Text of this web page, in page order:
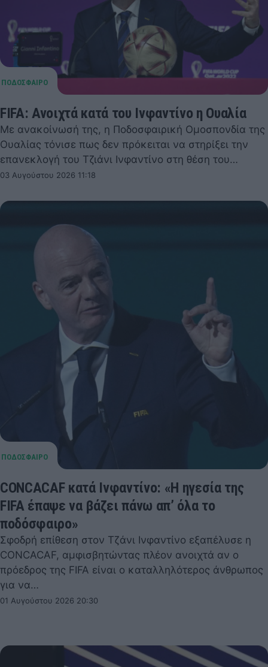
FIFA: Ανοιχτά κατά του Ινφαντίνο η Ουαλία
Με ανακοίνωσή της, η Ποδοσφαιρική Ομοσπονδία της
Ουαλίας τόνισε πως δεν πρόκειται να στηρίξει την
επανεκλογή του Τζιάνι Ινφαντίνο στη θέση του…
03 Αυγούστου 2026 11:18
CONCACAF κατά Ινφαντίνο: «Η ηγεσία της
FIFA έπαψε να βάζει πάνω απ’ όλα το
ποδόσφαιρο»
Σφοδρή επίθεση στον Τζάνι Ινφαντίνο εξαπέλυσε η
CONCACAF, αμφισβητώντας πλέον ανοιχτά αν ο
πρόεδρος της FIFA είναι ο καταλληλότερος άνθρωπος
για να…
01 Αυγούστου 2026 20:30